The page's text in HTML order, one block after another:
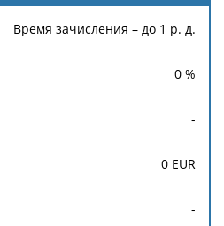
Минимальная
Время зачисления – до 1 р. д.
0 %
-
0 EUR
-